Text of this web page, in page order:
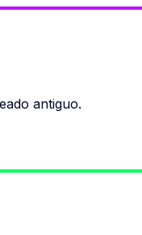
antiguo.